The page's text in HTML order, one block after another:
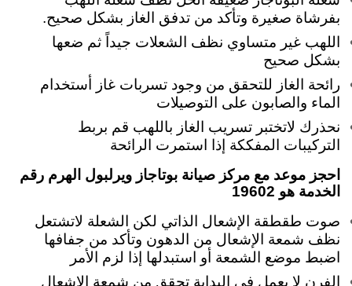
بفرشاة صغيرة وتأكد من تدفق الغاز بشكل صحيح.
اللهب غير متساوي نظف الشعلات جيداً ثم ضعها
بشكل صحيح
رائحة الغاز للتحقق من وجود تسربات غاز أستخدام
الماء والصابون على التوصيلات
نحذرك لاتختبر تسريب الغاز باللهب قم بربط
التركيبات المفككة إذا استمرت الرائحة
احجز موعد مع مركز صيانة بوتاجاز ويرلبول الهرم رقم
الخدمة هو 19602
صوت طقطقة الإشعال الذاتي لكن الشعلة لاتشتعل
نظف شمعة الإشعال من الدهون وتأكد من جفافها
اضبط موضع الشمعة أو استبدلها إذا لزم الأمر
الفرن لا يعمل في البداية تحقق من شمعة الإشعال